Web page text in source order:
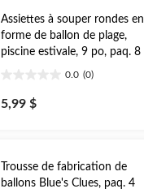
Assiettes à souper rondes en
forme de ballon de plage,
piscine estivale, 9 po, paq. 8
0.0 (0)
étoile(s)
sur
5,99 $
Trousse de fabrication de
ballons Blue's Clues, paq. 4